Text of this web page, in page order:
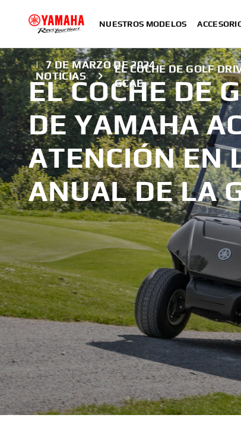
NUESTROS MODELOS
NOTICIAS
EL COCHE DE GOLF
GCAE
| 7 DE MARZO DE 2024
EL COCHE DE
DE YAMAHA
ATENCIÓN EN
ANUAL DE LA